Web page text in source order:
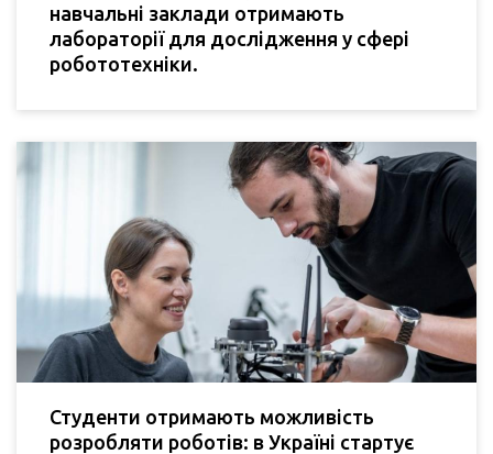
навчальні заклади отримають
лабораторії для дослідження у сфері
робототехніки.
Студенти отримають можливість
розробляти роботів: в Україні стартує